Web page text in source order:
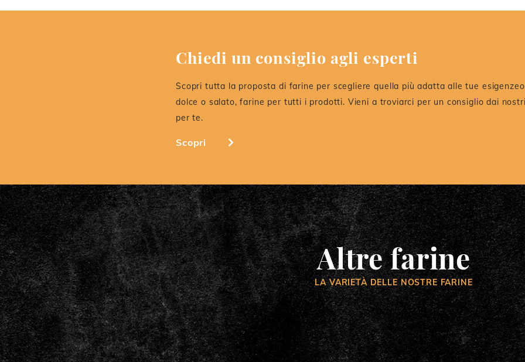
Chiedi un consiglio agli esperti
Scopri tutta la proposta di farine per scegliere quella più adatta alle tue
dolce o salato, farine per tutti i prodotti. Vieni a troviarci per un consiglio dai
per te.
Scopri
Altre farine
LA VARIETÀ DELLE NOSTRE FARINE